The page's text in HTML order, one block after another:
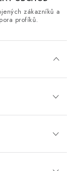
zákazníků a
profíků.